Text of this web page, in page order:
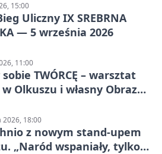
15:00
Uliczny IX SREBRNA
— 5 września 2026
11:00
TWÓRCĘ – warsztat
Olkuszu i własny Obraz
2026, 18:00
z nowym stand-upem
„Naród wspaniały, tylko